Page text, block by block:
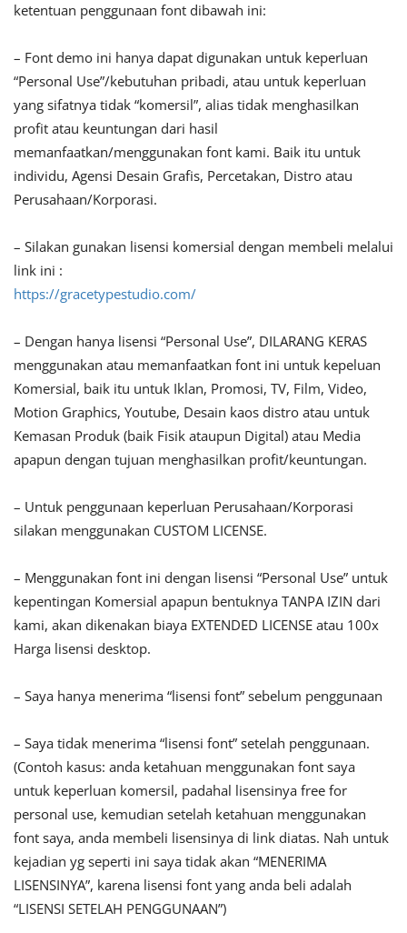
ketentuan penggunaan font dibawah ini:
– Font demo ini hanya dapat digunakan untuk keperluan
“Personal Use”/kebutuhan pribadi, atau untuk keperluan
yang sifatnya tidak “komersil”, alias tidak menghasilkan
profit atau keuntungan dari hasil
memanfaatkan/menggunakan font kami. Baik itu untuk
individu, Agensi Desain Grafis, Percetakan, Distro atau
Perusahaan/Korporasi.
– Silakan gunakan lisensi komersial dengan membeli melalui
link ini :
https://gracetypestudio.com/
– Dengan hanya lisensi “Personal Use”, DILARANG KERAS
menggunakan atau memanfaatkan font ini untuk kepeluan
Komersial, baik itu untuk Iklan, Promosi, TV, Film, Video,
Motion Graphics, Youtube, Desain kaos distro atau untuk
Kemasan Produk (baik Fisik ataupun Digital) atau Media
apapun dengan tujuan menghasilkan profit/keuntungan.
– Untuk penggunaan keperluan Perusahaan/Korporasi
silakan menggunakan CUSTOM LICENSE.
– Menggunakan font ini dengan lisensi “Personal Use” untuk
kepentingan Komersial apapun bentuknya TANPA IZIN dari
kami, akan dikenakan biaya EXTENDED LICENSE atau 100x
Harga lisensi desktop.
– Saya hanya menerima “lisensi font” sebelum penggunaan
– Saya tidak menerima “lisensi font” setelah penggunaan.
(Contoh kasus: anda ketahuan menggunakan font saya
untuk keperluan komersil, padahal lisensinya free for
personal use, kemudian setelah ketahuan menggunakan
font saya, anda membeli lisensinya di link diatas. Nah untuk
kejadian yg seperti ini saya tidak akan “MENERIMA
LISENSINYA”, karena lisensi font yang anda beli adalah
“LISENSI SETELAH PENGGUNAAN”)